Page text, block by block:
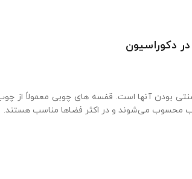
دکوراسیون
سنتی بودن آنها است. قفسه های چوبی معمولاً
محسوب می‌شوند و در اکثر فضاها مناسب هستند.